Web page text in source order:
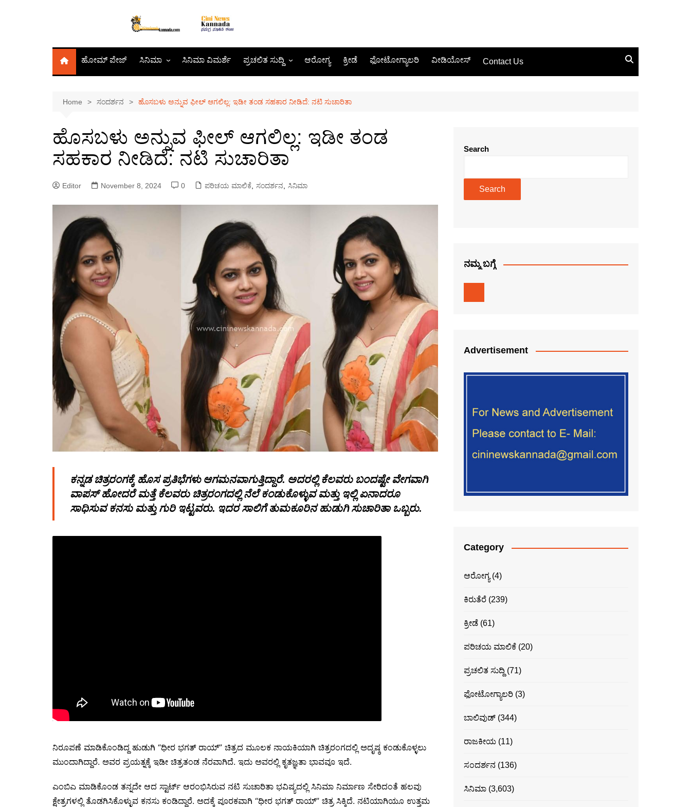
ಹೋಮ್‌ ಪೇಜ್ ಸಿನಿಮಾ
ಬಾಲಿವುಡ್
ಸಂದರ್ಶನ
ಸಿನಿಮಾ ವಿಮರ್ಶೆ ಪ್ರಚಲಿತ ಸುದ್ದಿ ಆರೋಗ್ಯ ಕ್ರೀಡೆ ಫೋಟೋಗ್ಯಾಲರಿ ವೀಡಿಯೋಸ್ Contact Us
Home ಸಂದರ್ಶನ ಹೊಸಬಳು ಅನ್ನುವ ಫೀಲ್ ಆಗಲಿಲ್ಲ: ಇಡೀ ತಂಡ ಸಹಕಾರ ನೀಡಿದೆ: ನಟಿ ಸುಚಾರಿತಾ
ಹೊಸಬಳು ಅನ್ನುವ ಫೀಲ್ ಆಗಲಿಲ್ಲ: ಇಡೀ ತಂಡ
ಸಹಕಾರ ನೀಡಿದೆ: ನಟಿ ಸುಚಾರಿತಾ
Editor November 8, 2024 0 ಪರಿಚಯ ಮಾಲಿಕೆ ಸಂದರ್ಶನ ಸಿನಿಮಾ
ಕನ್ನಡ ಚಿತ್ರರಂಗಕ್ಕೆ ಹೊಸ ಪ್ರತಿಭೆಗಳು ಆಗಮನವಾಗುತ್ತಿದ್ದಾರೆ. ಅದರಲ್ಲಿ ಕೆಲವರು ಬಂದಷ್ಟೇ ವೇಗವಾಗಿ
ವಾಪಸ್ ಹೋದರೆ ಮತ್ತೆ ಕೆಲವರು ಚಿತ್ರರಂಗದಲ್ಲಿ ನೆಲೆ ಕಂಡುಕೊಳ್ಳುವ ಮತ್ತು ಇಲ್ಲಿ ಏನಾದರೂ
ಸಾಧಿಸುವ ಕನಸು ಮತ್ತು ಗುರಿ ಇಟ್ಟವರು. ಇದರ ಸಾಲಿಗೆ ತುಮಕೂರಿನ ಹುಡುಗಿ ಸುಚಾರಿತಾ ಒಬ್ಬರು.
ನಿರೂಪಣೆ ಮಾಡಿಕೊಂಡಿದ್ದ ಹುಡುಗಿ “ಧೀರ ಭಗತ್ ರಾಯ್” ಚಿತ್ರದ ಮೂಲಕ ನಾಯಕಿಯಾಗಿ ಚಿತ್ರರಂಗದಲ್ಲಿ ಅದೃಷ್ಠ ಕಂಡುಕೊಳ್ಳಲು
ಮುಂದಾಗಿದ್ದಾರೆ. ಅವರ ಪ್ರಯತ್ನಕ್ಕೆ ಇಡೀ ಚಿತ್ರತಂಡ ನೆರವಾಗಿದೆ. ಇದು ಅವರಲ್ಲಿ ಕೃತಜ್ಞತಾ ಭಾವವೂ ಇದೆ.
ಎಂಬಿಎ ಮಾಡಿಕೊಂಡ ತನ್ನದೇ ಆದ ಸ್ಟಾರ್ಟ್ ಆರಂಭಿಸಿರುವ ನಟಿ ಸುಚಾರಿತಾ ಭವಿಷ್ಯದಲ್ಲಿ ಸಿನಿಮಾ ನಿರ್ಮಾಣ ಸೇರಿದಂತೆ ಹಲವು
ಕ್ಷೇತ್ರಗಳಲ್ಲಿ ತೊಡಗಿಸಿಕೊಳ್ಳುವ ಕನಸು ಕಂಡಿದ್ದಾರೆ. ಅದಕ್ಕೆ ಪೂರಕವಾಗಿ “ಧೀರ ಭಗತ್ ರಾಯ್” ಚಿತ್ರ ಸಿಕ್ಕಿದೆ. ನಟಿಯಾಗಿಯೂ ಉತ್ತಮ
Search
Search
ನಮ್ಮ ಬಗ್ಗೆ
Advertisement
Category
ಆರೋಗ್ಯ(4)
ಕಿರುತೆರೆ (239)
ಕ್ರೀಡೆ (61)
ಪರಿಚಯ ಮಾಲಿಕೆ (20)
ಪ್ರಚಲಿತ ಸುದ್ದಿ (71)
ಫೋಟೋಗ್ಯಾಲರಿ (3)
ಬಾಲಿವುಡ್ (344)
ರಾಜಕೀಯ (11)
ಸಂದರ್ಶನ (136)
ಸಿನಿಮಾ (3,603)